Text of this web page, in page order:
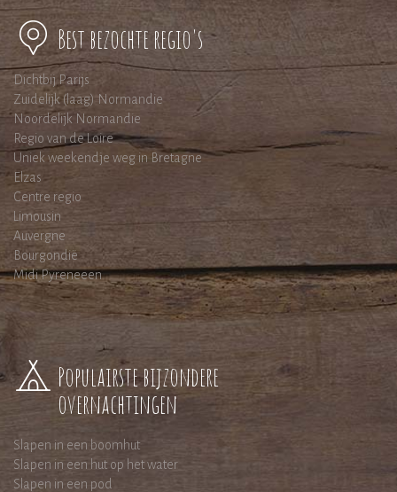
Best bezochte regio's
Dichtbij Parijs
Zuidelijk (laag) Normandie
Noordelijk Normandie
Regio van de Loire
Uniek weekendje weg in Bretagne
Elzas
Centre regio
Limousin
Auvergne
Bourgondië
Midi Pyreneeen
Populairste bijzondere
overnachtingen
Slapen in een boomhut
Slapen in een hut op het water
Slapen in een pod